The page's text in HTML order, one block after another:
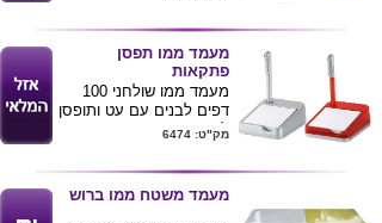
17x9 ס"מ
מעמד ממו תפסן
פתקאות
מעמד ממו שולחני 100
דפים לבנים עם עט ותופסן
להודעות .
תמונה . ניתן להדפיס לוגו
חברה ע"ג המוצר .
מק"ט: 6474
מעמד משטח ממו ברוש